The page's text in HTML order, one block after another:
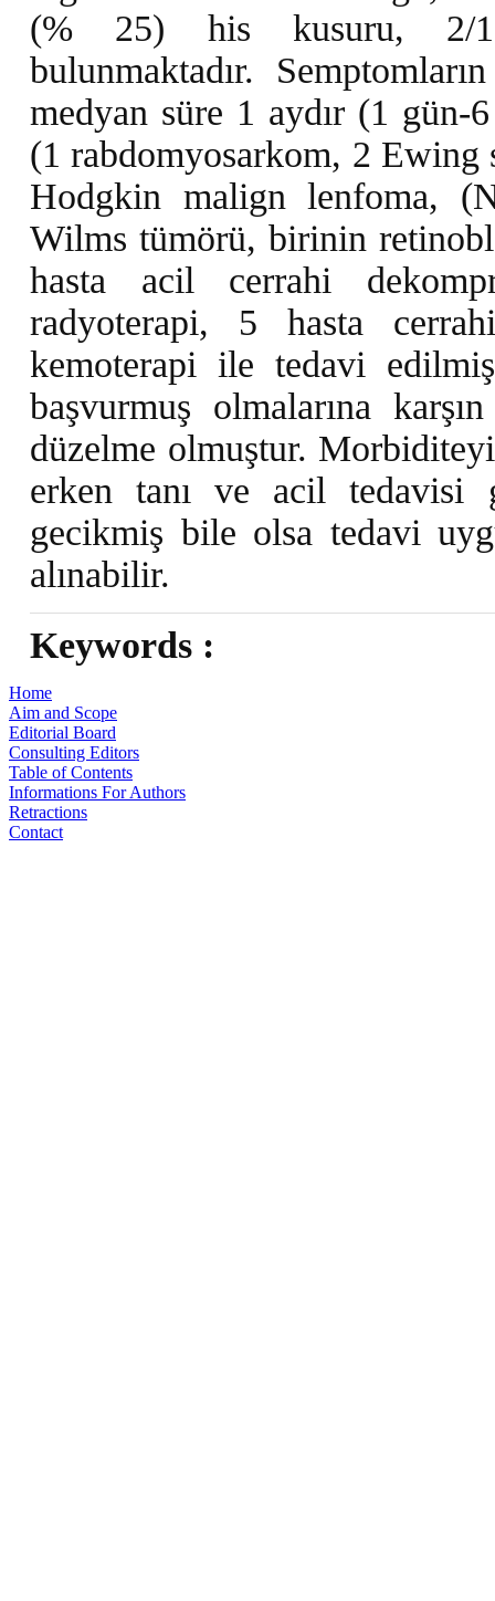
(% 25) his kusuru, 2/
bulunmaktadır.
medyan süre 1 aydır (1 gün-
(1 rabdomyosarkom, 2 Ewing
Hodgkin malign lenfoma,
Wilms tümörü, birinin
hasta acil cerrahi
radyoterapi, 5 hasta
kemoterapi ile tedavi
başvurmuş olmalarına
düzelme olmuştur.
erken tanı ve acil tedavisi
gecikmiş bile olsa tedavi
alınabilir.
Keywords :
Home
Aim and Scope
Editorial Board
Consulting Editors
Table of Contents
Informations For Authors
Retractions
Contact